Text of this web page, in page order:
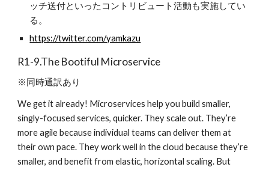
ッチ送付といったコントリビュート活動も実施してい
る。
https://twitter.com/yamkazu
R1-9.The Bootiful Microservice
※同時通訳あり
We get it already! Microservices help you build smaller,
singly-focused services, quicker. They scale out. They’re
more agile because individual teams can deliver them at
their own pace. They work well in the cloud because they’re
smaller, and benefit from elastic, horizontal scaling. But